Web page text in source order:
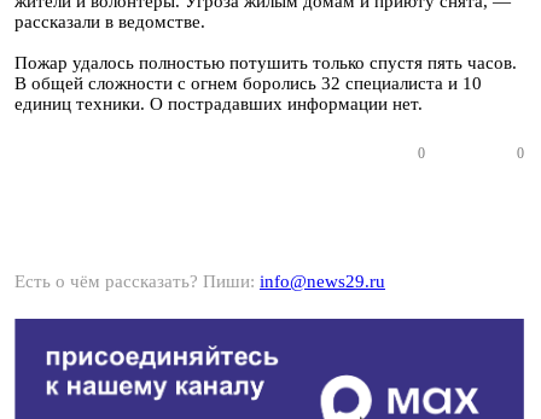
рассказали в ведомстве.
Пожар удалось полностью потушить только спустя пять часов.
В общей сложности с огнем боролись 32 специалиста и 10
единиц техники. О пострадавших информации нет.
0 0
Есть о чём рассказать? Пиши: info@news29.ru